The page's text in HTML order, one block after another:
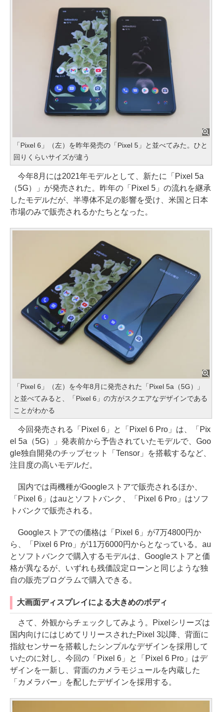
「Pixel 6」（左）を昨年発売の「Pixel 5」と並べてみた。ひと
回りくらいサイズが違う
今年8月には2021年モデルとして、新たに「Pixel 5a
（5G）」が発売された。昨年の「Pixel 5」の流れを継承
したモデルだが、半導体不足の影響を受け、米国と日本
市場のみで販売されるかたちとなった。
「Pixel 6」（左）を今年8月に発売された「Pixel 5a（5G）」
と並べてみると、「Pixel 6」の方がスクエアなデザインである
ことがわかる
今回発売される「Pixel 6」と「Pixel 6 Pro」は、「Pix
el 5a（5G）」発表前から予告されていたモデルで、Goo
gle独自開発のチップセット「Tensor」を搭載するなど、
注目度の高いモデルだ。
国内では両機種がGoogleストアで販売されるほか、
「Pixel 6」はauとソフトバンク、「Pixel 6 Pro」はソフ
トバンクで販売される。
Googleストアでの価格は「Pixel 6」が7万4800円か
ら、「Pixel 6 Pro」が11万6000円からとなっている。au
とソフトバンクで購入するモデルは、Googleストアと価
格が異なるが、いずれも残価設定ローンと同じような独
自の販売プログラムで購入できる。
大画面ディスプレイによる大きめのボディ
さて、外観からチェックしてみよう。Pixelシリーズは
国内向けにはじめてリリースされたPixel 3以降、背面に
指紋センサーを搭載したシンプルなデザインを採用して
いたのに対し、今回の「Pixel 6」と「Pixel 6 Pro」はデ
ザインを一新し、背面のカメラモジュールを内蔵した
「カメラバー」を配したデザインを採用する。